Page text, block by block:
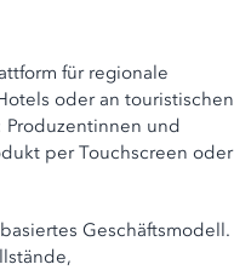
für regionale
oder an touristischen
und
per Touchscreen oder
Geschäftsmodell.